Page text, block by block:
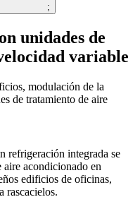
;
unidades de
variable
modulación de la
de tratamiento de aire
refrigeración integrada se
acondicionado en
edificios de oficinas,
rascacielos.